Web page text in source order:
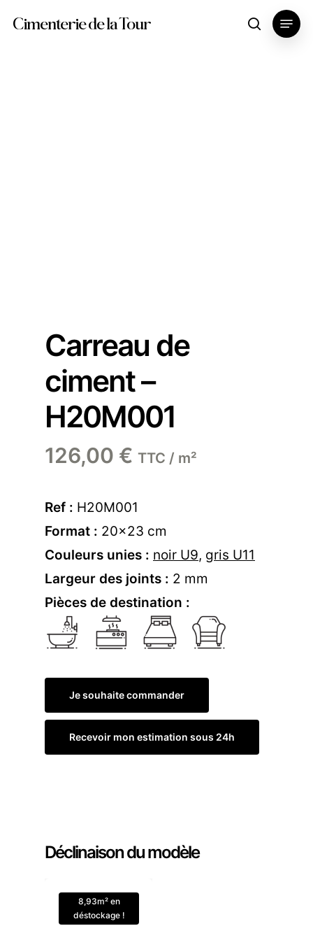
Cimenterie de la Tour search
Menu
Carreau de
ciment –
H20M001
126,00 € TTC / m²
Ref : H20M001
Format : 20×23 cm
Couleurs unies : noir U9, gris U11
Largeur des joints : 2 mm
Pièces de destination :
Je souhaite commander
Recevoir mon estimation sous 24h
Déclinaison du modèle